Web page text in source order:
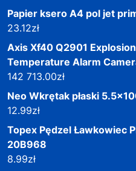
Papier ksero A4 pol jet
23.12zł
Axis Xf40 Q2901
Temperature Alarm
142 713.00zł
Neo Wkrętak płaski
12.99zł
Topex Pędzel Ławkowiec
20B968
8.99zł